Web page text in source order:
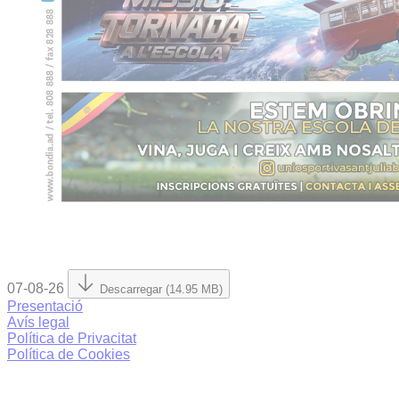
07-08-26 Descarregar (14.95 MB)
Presentació
Avís legal
Política de Privacitat
Política de Cookies